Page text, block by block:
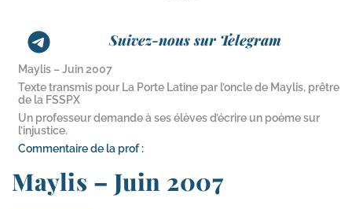
Suivez-nous sur Telegram
Maylis – Juin 2007
Texte transmis pour La Porte Latine par l’oncle de Maylis, prêtre
de la FSSPX
Un professeur demande à ses élèves d’écrire un poème sur
l’injustice.
Commentaire de la prof :
Maylis – Juin 2007